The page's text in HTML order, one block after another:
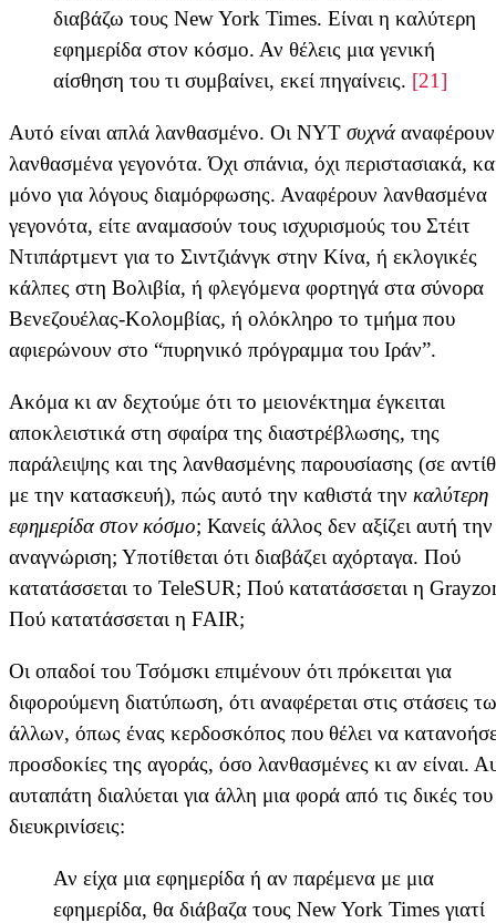
διαβάζω τους New York Times. Είναι η καλύτερη
εφημερίδα στον κόσμο. Αν θέλεις μια γενική
αίσθηση του τι συμβαίνει, εκεί πηγαίνεις. [21]
Αυτό είναι απλά λανθασμένο. Οι NYT συχνάαναφέρουν
λανθασμένα γεγονότα. Όχι σπάνια, όχι περιστασιακά,
μόνο για λόγους διαμόρφωσης. Αναφέρουν λανθασμένα
γεγονότα, είτε αναμασούν τους ισχυρισμούς του Στέιτ
Ντιπάρτμεντ για το Σιντζιάνγκ στην Κίνα, ή εκλογικές
κάλπες στη Βολιβία, ή φλεγόμενα φορτηγά στα σύνορα
Βενεζουέλας-Κολομβίας, ή ολόκληρο το τμήμα που
αφιερώνουν στο “πυρηνικό πρόγραμμα του Ιράν”.
Ακόμα κι αν δεχτούμε ότι το μειονέκτημα έγκειται
αποκλειστικά στη σφαίρα της διαστρέβλωσης, της
παράλειψης και της λανθασμένης παρουσίασης (σε
με την κατασκευή), πώς αυτό την καθιστά την καλύτερη
εφημερίδα στον κόσμο; Κανείς άλλος δεν αξίζει αυτή την
αναγνώριση; Υποτίθεται ότι διαβάζει αχόρταγα. Πού
κατατάσσεται το TeleSUR; Πού κατατάσσεται η
Πού κατατάσσεται η FAIR;
Οι οπαδοί του Τσόμσκι επιμένουν ότι πρόκειται για
διφορούμενη διατύπωση, ότι αναφέρεται στις στάσεις
άλλων, όπως ένας κερδοσκόπος που θέλει να
προσδοκίες της αγοράς, όσο λανθασμένες κι αν είναι.
αυταπάτη διαλύεται για άλλη μια φορά από τις δικές του
διευκρινίσεις:
Αν είχα μια εφημερίδα ή αν παρέμενα με μια
εφημερίδα, θα διάβαζα τους New York Times γιατί